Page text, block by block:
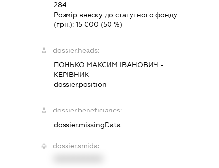
284
Розмір внеску до статутного фонду
(грн.): 15 000 (50 %)
dossier.heads:
ПОНЬКО МАКСИМ ІВАНОВИЧ -
КЕРІВНИК
dossier.position -
dossier.beneficiaries:
dossier.missingData
dossier.smida: